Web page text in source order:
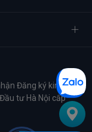
Đăng ký kinh
tư Hà Nội cấp